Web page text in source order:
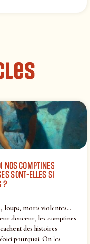
NOS COMPTINES
SONT-ELLES SI
?
loups, morts violentes…
douceur, les comptines
des histoires
pourquoi. On les